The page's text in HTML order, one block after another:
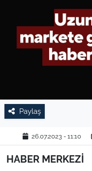
Paylaş
26.07.2023 - 11:10
HABER MERKEZİ
TARIM VE
KÜLTÜR SANAT
SPOR